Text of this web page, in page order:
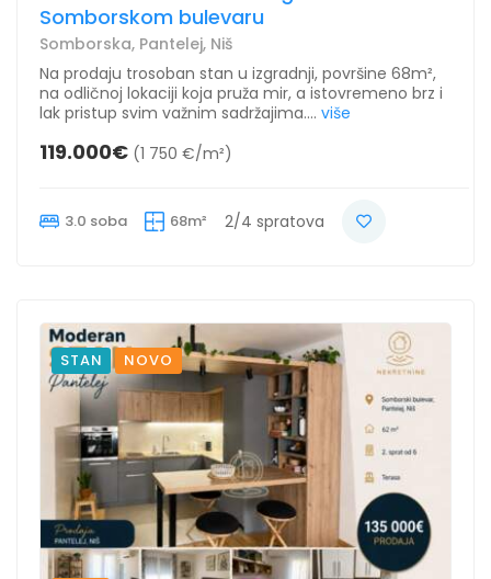
Somborskom bulevaru
Somborska, Pantelej, Niš
Na prodaju trosoban stan u izgradnji, površine 68m²,
na odličnoj lokaciji koja pruža mir, a istovremeno brz i
lak pristup svim važnim sadržajima.... više
119.000€ (1 750 €/m²)
3.0 soba 68m² 2/4 spratova
STAN NOVO